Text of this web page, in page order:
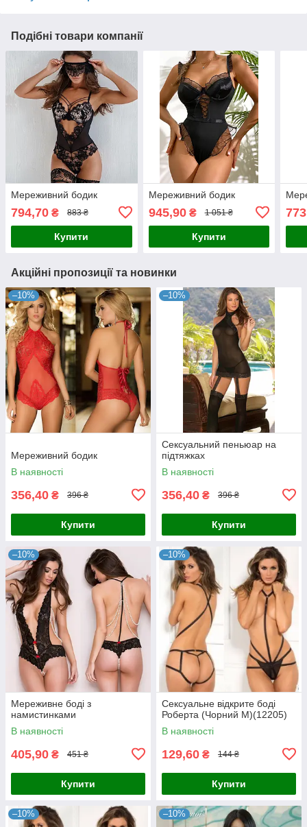
Подібні товари компанії
Мереживний бодик
794,70 ₴ 883 ₴
Купити
Мереживний бодик
945,90₴ 1 051 ₴
Купити
Акційні пропозиції та новинки
–10%
Мереживний бодик
В наявності
356,40 ₴ 396 ₴
Купити
–10%
Сексуальний пеньюар на
підтяжках
В наявності
356,40 ₴ 396 ₴
Купити
–10%
Мереживне боді з
намистинками
В наявності
405,90 ₴ 451 ₴
Купити
–10%
Сексуальне відкрите боді
Роберта (Чорний М)(12205)
В наявності
129,60 ₴ 144 ₴
Купити
–10% –10%